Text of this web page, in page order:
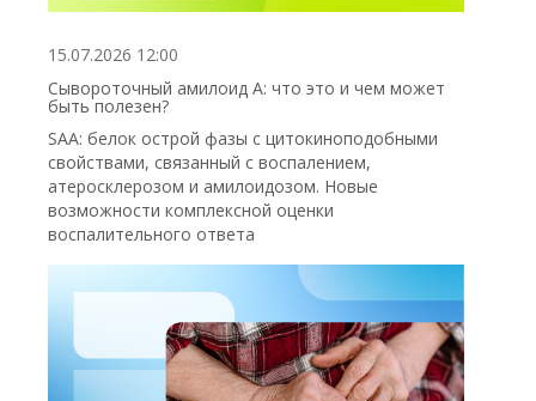
15.07.2026 12:00
Сывороточный амилоид А: что это и чем может
быть полезен?
SAA: белок острой фазы с цитокиноподобными
свойствами, связанный с воспалением,
атеросклерозом и амилоидозом. Новые
возможности комплексной оценки
воспалительного ответа